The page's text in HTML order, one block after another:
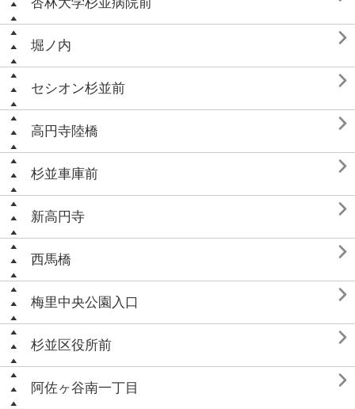
堀ノ内 
セシオン杉並前 
高円寺陸橋 
杉並車庫前 
新高円寺 
西馬橋 
梅里中央公園入口 
杉並区役所前 
阿佐ヶ谷南一丁目 